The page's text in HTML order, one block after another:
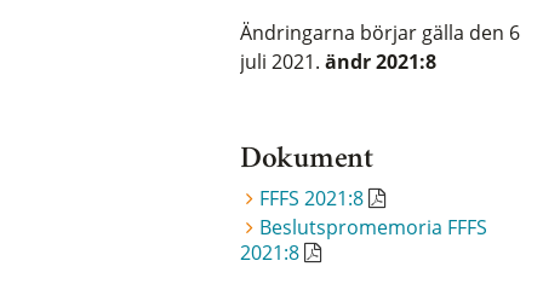
Ändringarna börjar gälla den 6
juli 2021.ändr 2021:8
Dokument
FFFS 2021:8
Beslutspromemoria FFFS
2021:8